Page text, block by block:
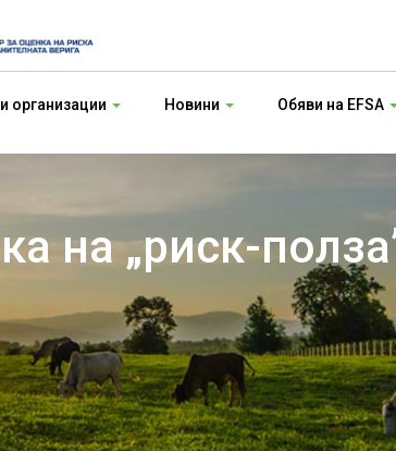
организации Новини Обяви на EFSA
на „риск-